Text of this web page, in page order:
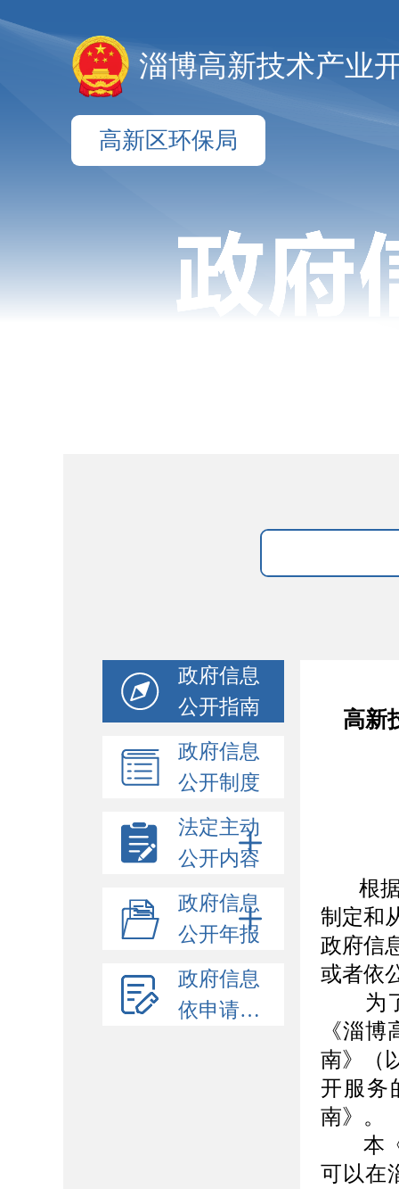
淄博高新技术产业
高新区环保局
政府信息
公开指南
政府信息
公开制度
法定主动
公开内容
政府信息
公开年报
政府信息
依申请公开
高新
根
制定和
政府信
或者依
为了
《淄博
南》（
开服务
南》。
本《
可以在